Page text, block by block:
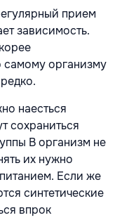
прием
зависимость.
самому организму
наесться
сохраниться
В организм не
их нужно
Если же
синтетические
впрок